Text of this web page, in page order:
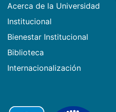
Acerca de la Universidad
Institucional
Bienestar Institucional
Biblioteca
Internacionalización